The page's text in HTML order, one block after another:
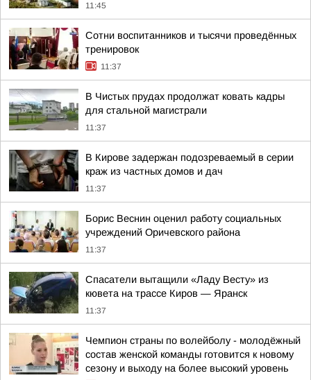
11:45
Сотни воспитанников и тысячи проведённых
тренировок
11:37
В Чистых прудах продолжат ковать кадры
для стальной магистрали
11:37
В Кирове задержан подозреваемый в серии
краж из частных домов и дач
11:37
Борис Веснин оценил работу социальных
учреждений Оричевского района
11:37
Спасатели вытащили «Ладу Весту» из
кювета на трассе Киров — Яранск
11:37
Чемпион страны по волейболу - молодёжный
состав женской команды готовится к новому
сезону и выходу на более высокий уровень